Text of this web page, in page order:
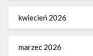
kwiecień 2026
marzec 2026